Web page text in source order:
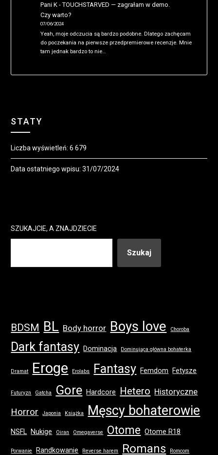
Pani K -TOUCHSTARVED — zagrałam w demo.
Czy warto?
07/06/2024
Yeah, moje odczucia są bardzo podobne. Dlatego zachęcam
do poczekania na pierwsze przedpremierowe recenzje. Mnie
tam jednak bardzo to nie…
STATY
Liczba wyświetleń:6 679
Data ostatniego wpisu:31/07/2024
SZUKAJCIE, A ZNAJDZIECIE
Szukaj
BDSM BL Body horror Boys love Choroba
Dark fantasy Dominacja Dominująca główna bohaterka
Dramat Eroge Erolabs Fantasy Femdom Fetysze
Futuryzn Gatcha Gore Hardcore Hetero Historyczne
Horror Japonia Książka Męscy bohaterowie
NSFL Nukige Oiran Omegaverse Otome Otome R18
Porwanie Randkowanie Reverse harem Romans Romcom